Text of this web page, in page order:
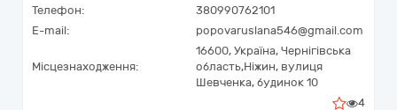
Телефон:
380990762101
E-mail:
popovaruslana546@gmail.com
Місцезнаходження:
16600, Україна, Чернігівська
область,Ніжин, вулиця
Шевченка, будинок 10
4